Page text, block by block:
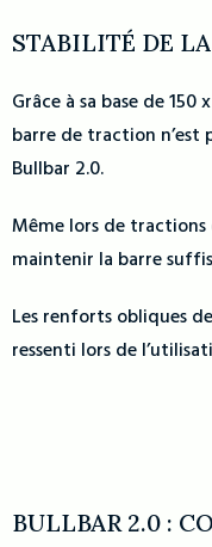
STABILITÉ DE
Grâce à sa base de 150
barre de traction n’est
Bullbar 2.0.
Même lors de tractions
maintenir la barre
Les renforts obliques
ressenti lors de
BULLBAR 2.0 :